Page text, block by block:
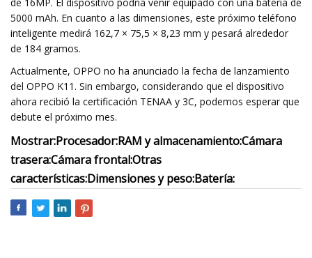
5000 mAh. En cuanto a las dimensiones, este próximo teléfono
inteligente medirá 162,7 × 75,5 × 8,23 mm y pesará alrededor
de 184 gramos.
Actualmente, OPPO no ha anunciado la fecha de lanzamiento
del OPPO K11. Sin embargo, considerando que el dispositivo
ahora recibió la certificación TENAA y 3C, podemos esperar que
debute el próximo mes.
Mostrar:Procesador:RAM y almacenamiento:Cámara
trasera:Cámara frontal:Otras
características:Dimensiones y peso:Batería: